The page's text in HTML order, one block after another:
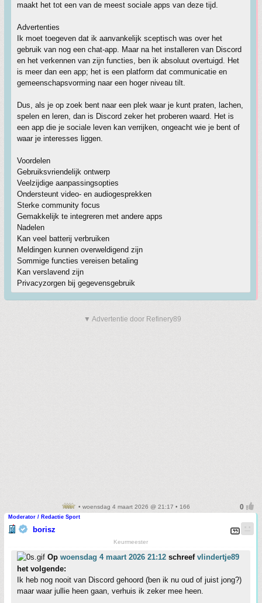
maakt het tot een van de meest sociale apps van deze tijd.
Advertenties
Ik moet toegeven dat ik aanvankelijk sceptisch was over het
gebruik van nog een chat-app. Maar na het installeren van Discord
en het verkennen van zijn functies, ben ik absoluut overtuigd. Het
is meer dan een app; het is een platform dat communicatie en
gemeenschapsvorming naar een hoger niveau tilt.
Dus, als je op zoek bent naar een plek waar je kunt praten, lachen,
spelen en leren, dan is Discord zeker het proberen waard. Het is
een app die je sociale leven kan verrijken, ongeacht wie je bent of
waar je interesses liggen.
Voordelen
Gebruiksvriendelijk ontwerp
Veelzijdige aanpassingsopties
Ondersteunt video- en audiogesprekken
Sterke community focus
Gemakkelijk te integreren met andere apps
Nadelen
Kan veel batterij verbruiken
Meldingen kunnen overweldigend zijn
Sommige functies vereisen betaling
Kan verslavend zijn
Privacyzorgen bij gegevensgebruik
▼ Advertentie door Refinery89
• woensdag 4 maart 2026 @ 21:17 • 166
Moderator / Redactie Sport
borisz
Keurmeester
Op woensdag 4 maart 2026 21:12 schreef vlindertje89
het volgende:
Ik heb nog nooit van Discord gehoord (ben ik nu oud of juist jong?)
maar waar jullie heen gaan, verhuis ik zeker mee heen.